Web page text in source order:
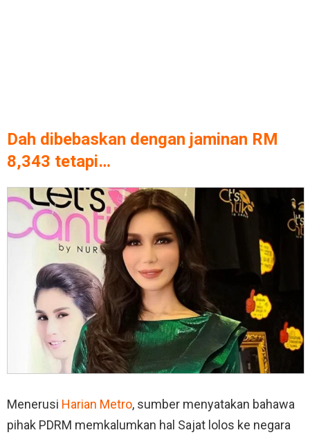
Dah dibebaskan dengan jaminan RM
8,343 tetapi…
Menerusi Harian Metro, sumber menyatakan bahawa
pihak PDRM memkalumkan hal Sajat lolos ke negara